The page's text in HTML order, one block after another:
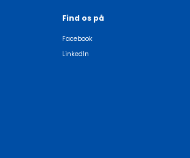
Find os på
Facebook
LinkedIn